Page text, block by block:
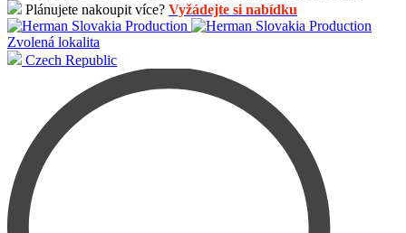
Plánujete nakoupit více? Vyžádejte si nabídku
Zvolená lokalita
Czech Republic